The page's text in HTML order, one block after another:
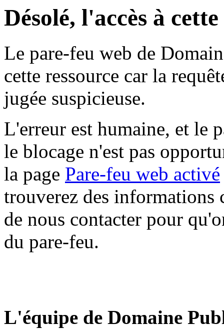
Désolé, l'accès à
Le pare-feu web de
cette ressource car la
jugée suspicieuse.
L'erreur est humaine, et le
le blocage n'est pas
la page Pare-feu web activé
trouverez des informations
de nous contacter pour
du pare-feu.
L'équipe de Domaine